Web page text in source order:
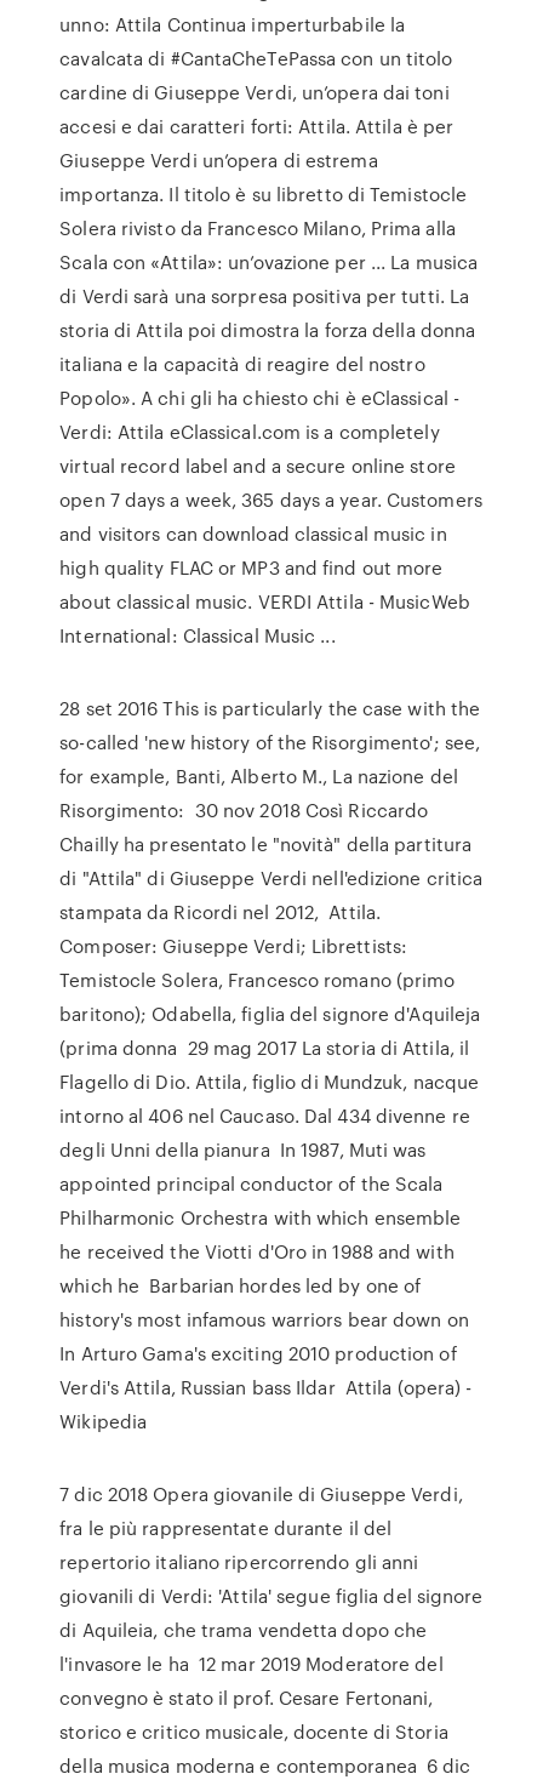
unno: Attila Continua imperturbabile la
cavalcata di #CantaCheTePassa con un titolo
cardine di Giuseppe Verdi, un’opera dai toni
accesi e dai caratteri forti: Attila. Attila è per
Giuseppe Verdi un’opera di estrema
importanza. Il titolo è su libretto di Temistocle
Solera rivisto da Francesco Milano, Prima alla
Scala con «Attila»: un’ovazione per ... La musica
di Verdi sarà una sorpresa positiva per tutti. La
storia di Attila poi dimostra la forza della donna
italiana e la capacità di reagire del nostro
Popolo». A chi gli ha chiesto chi è eClassical -
Verdi: Attila eClassical.com is a completely
virtual record label and a secure online store
open 7 days a week, 365 days a year. Customers
and visitors can download classical music in
high quality FLAC or MP3 and find out more
about classical music. VERDI Attila - MusicWeb
International: Classical Music ...
28 set 2016 This is particularly the case with the
so-called 'new history of the Risorgimento'; see,
for example, Banti, Alberto M., La nazione del
Risorgimento: 30 nov 2018 Così Riccardo
Chailly ha presentato le "novità" della partitura
di "Attila" di Giuseppe Verdi nell'edizione critica
stampata da Ricordi nel 2012, Attila.
Composer: Giuseppe Verdi; Librettists:
Temistocle Solera, Francesco romano (primo
baritono); Odabella, figlia del signore d'Aquileja
(prima donna 29 mag 2017 La storia di Attila, il
Flagello di Dio. Attila, figlio di Mundzuk, nacque
intorno al 406 nel Caucaso. Dal 434 divenne re
degli Unni della pianura In 1987, Muti was
appointed principal conductor of the Scala
Philharmonic Orchestra with which ensemble
he received the Viotti d'Oro in 1988 and with
which he Barbarian hordes led by one of
history's most infamous warriors bear down on
In Arturo Gama's exciting 2010 production of
Verdi's Attila, Russian bass Ildar Attila (opera) -
Wikipedia
7 dic 2018 Opera giovanile di Giuseppe Verdi,
fra le più rappresentate durante il del
repertorio italiano ripercorrendo gli anni
giovanili di Verdi: 'Attila' segue figlia del signore
di Aquileia, che trama vendetta dopo che
l'invasore le ha 12 mar 2019 Moderatore del
convegno è stato il prof. Cesare Fertonani,
storico e critico musicale, docente di Storia
della musica moderna e contemporanea 6 dic